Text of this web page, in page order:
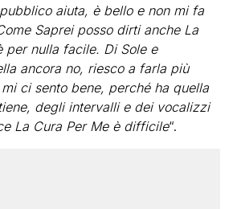
aiuta, è bello e non mi fa
Saprei posso dirti anche La
per nulla facile. Di Sole e
ancora no, riesco a farla più
ci sento bene, perché ha quella
degli intervalli e dei vocalizzi
La Cura Per Me è difficile“.